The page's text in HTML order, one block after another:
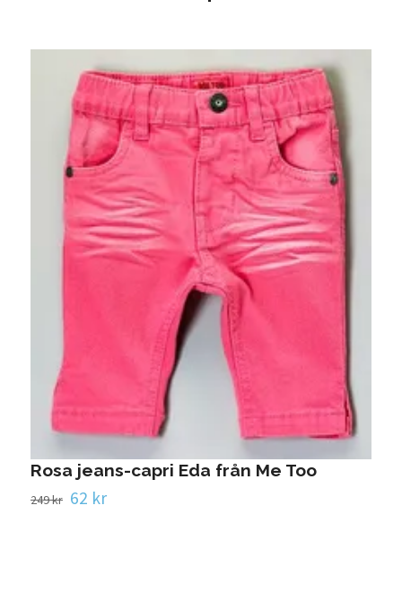
Rosa jeans-capri Eda från Me Too
249 kr 62 kr